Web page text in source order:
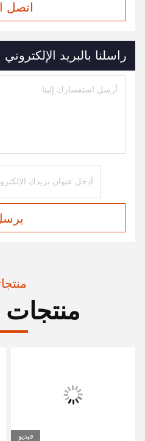
اتصل
راسلنا بالبريد الإلكتروني
منتجات
فيديو